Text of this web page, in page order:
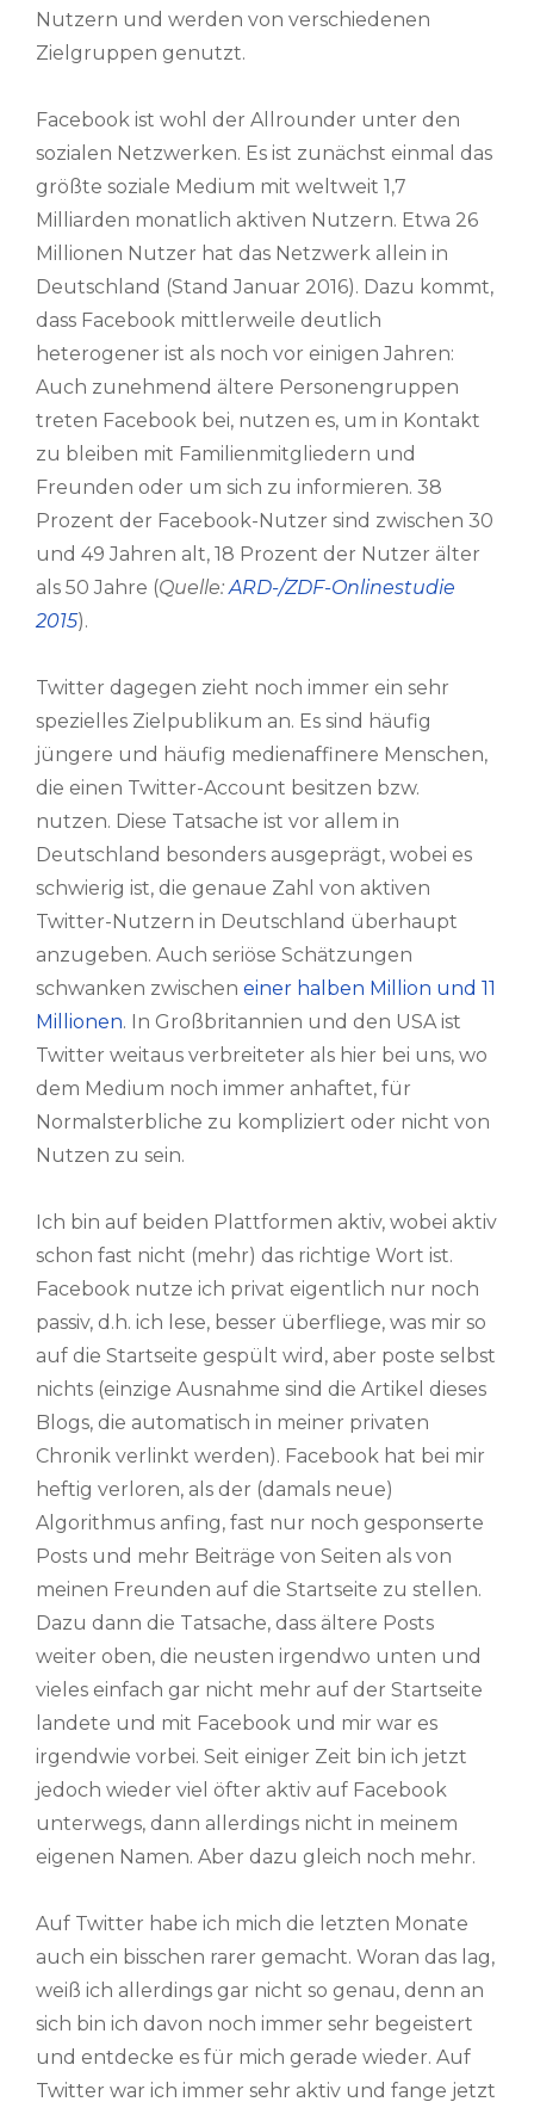
Nutzern und werden von verschiedenen
Zielgruppen genutzt.
Facebook ist wohl der Allrounder unter den
sozialen Netzwerken. Es ist zunächst einmal das
größte soziale Medium mit weltweit 1,7
Milliarden monatlich aktiven Nutzern. Etwa 26
Millionen Nutzer hat das Netzwerk allein in
Deutschland (Stand Januar 2016). Dazu kommt,
dass Facebook mittlerweile deutlich
heterogener ist als noch vor einigen Jahren:
Auch zunehmend ältere Personengruppen
treten Facebook bei, nutzen es, um in Kontakt
zu bleiben mit Familienmitgliedern und
Freunden oder um sich zu informieren. 38
Prozent der Facebook-Nutzer sind zwischen 30
und 49 Jahren alt, 18 Prozent der Nutzer älter
als 50 Jahre (Quelle:ARD-/ZDF-Onlinestudie
2015).
Twitter dagegen zieht noch immer ein sehr
spezielles Zielpublikum an. Es sind häufig
jüngere und häufig medienaffinere Menschen,
die einen Twitter-Account besitzen bzw.
nutzen. Diese Tatsache ist vor allem in
Deutschland besonders ausgeprägt, wobei es
schwierig ist, die genaue Zahl von aktiven
Twitter-Nutzern in Deutschland überhaupt
anzugeben. Auch seriöse Schätzungen
schwanken zwischen einer halben Million und 11
Millionen. In Großbritannien und den USA ist
Twitter weitaus verbreiteter als hier bei uns, wo
dem Medium noch immer anhaftet, für
Normalsterbliche zu kompliziert oder nicht von
Nutzen zu sein.
Ich bin auf beiden Plattformen aktiv, wobei aktiv
schon fast nicht (mehr) das richtige Wort ist.
Facebook nutze ich privat eigentlich nur noch
passiv, d.h. ich lese, besser überfliege, was mir so
auf die Startseite gespült wird, aber poste selbst
nichts (einzige Ausnahme sind die Artikel dieses
Blogs, die automatisch in meiner privaten
Chronik verlinkt werden). Facebook hat bei mir
heftig verloren, als der (damals neue)
Algorithmus anfing, fast nur noch gesponserte
Posts und mehr Beiträge von Seiten als von
meinen Freunden auf die Startseite zu stellen.
Dazu dann die Tatsache, dass ältere Posts
weiter oben, die neusten irgendwo unten und
vieles einfach gar nicht mehr auf der Startseite
landete und mit Facebook und mir war es
irgendwie vorbei. Seit einiger Zeit bin ich jetzt
jedoch wieder viel öfter aktiv auf Facebook
unterwegs, dann allerdings nicht in meinem
eigenen Namen. Aber dazu gleich noch mehr.
Auf Twitter habe ich mich die letzten Monate
auch ein bisschen rarer gemacht. Woran das lag,
weiß ich allerdings gar nicht so genau, denn an
sich bin ich davon noch immer sehr begeistert
und entdecke es für mich gerade wieder. Auf
Twitter war ich immer sehr aktiv und fange jetzt